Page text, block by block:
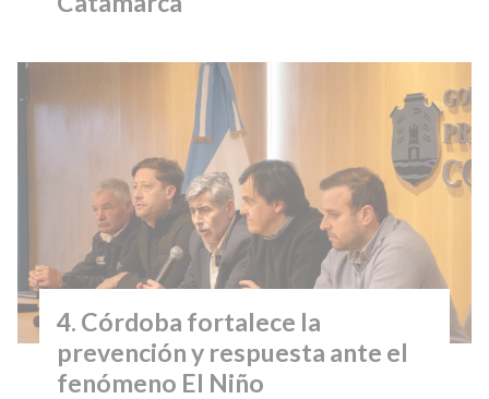
Córdoba fortalece la
prevención y respuesta ante el
fenómeno El Niño